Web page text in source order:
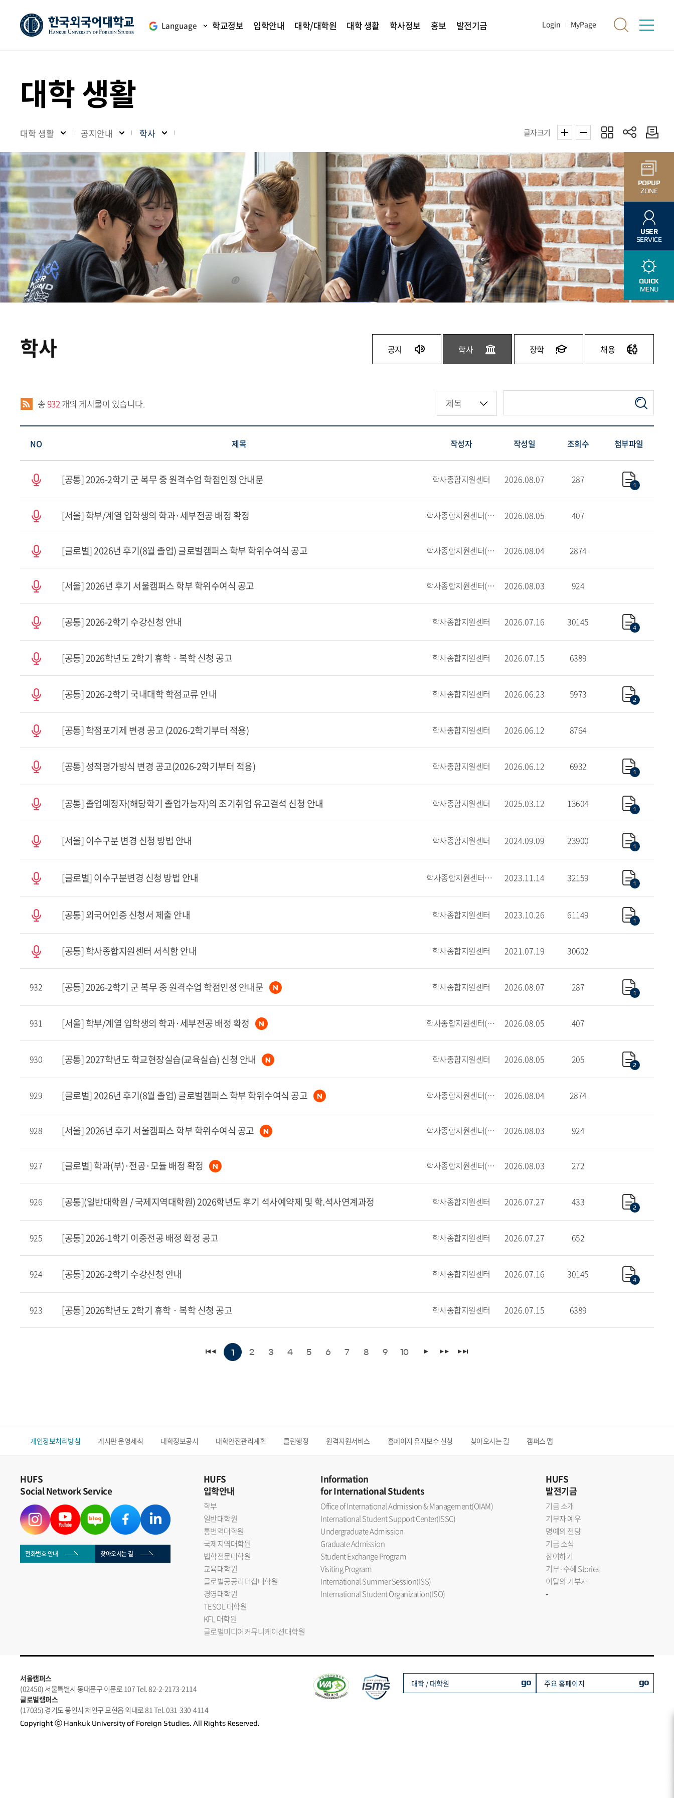
Language 학교정보 입학안내 대학/대학원 대학 생활 학사정보 홍보 발전기금 Login MyPage
대학 생활
대학 생활 공지안내 학사 글자크기
학사 공지 학사 장학
채용
총932개의 게시물이 있습니다.
NO 제목 작성자 작성일 조회수 첨부파일
[공통] 2026-2학기 군 복무 중 원격수업 학점인정 안내문 학사종합지원센터 2026.08.07 287 1
[서울] 학부/계열 입학생의 학과·세부전공 배정 확정 학사종합지원센터(서울) 2026.08.05 407
[글로벌] 2026년 후기(8월 졸업) 글로벌캠퍼스 학부 학위수여식 공고 학사종합지원센터(글로벌) 2026.08.04 2874
[서울] 2026년 후기 서울캠퍼스 학부 학위수여식 공고 학사종합지원센터(서울) 2026.08.03 924
[공통] 2026-2학기 수강신청 안내 학사종합지원센터 2026.07.16 30145 4
[공통] 2026학년도 2학기 휴학 · 복학 신청 공고 학사종합지원센터 2026.07.15 6389
[공통] 2026-2학기 국내대학 학점교류 안내 학사종합지원센터 2026.06.23 5973 2
[공통] 학점포기제 변경 공고 (2026-2학기부터 적용) 학사종합지원센터 2026.06.12 8764
[공통] 성적평가방식 변경 공고(2026-2학기부터 적용) 학사종합지원센터 2026.06.12 6932 1
[공통] 졸업예정자(해당학기 졸업가능자)의 조기취업 유고결석 신청 안내 학사종합지원센터 2025.03.12 13604 1
[서울] 이수구분 변경 신청 방법 안내 학사종합지원센터 2024.09.09 23900 1
[글로벌] 이수구분변경 신청 방법 안내 학사종합지원센터_글로벌 2023.11.14 32159 1
[공통] 외국어인증 신청서 제출 안내 학사종합지원센터 2023.10.26 61149 1
[공통] 학사종합지원센터 서식함 안내 학사종합지원센터 2021.07.19 30602
932 [공통] 2026-2학기 군 복무 중 원격수업 학점인정 안내문 학사종합지원센터 2026.08.07 287 1
931 [서울] 학부/계열 입학생의 학과·세부전공 배정 확정 학사종합지원센터(서울) 2026.08.05 407
930 [공통] 2027학년도 학교현장실습(교육실습) 신청 안내 학사종합지원센터 2026.08.05 205 2
929 [글로벌] 2026년 후기(8월 졸업) 글로벌캠퍼스 학부 학위수여식 공고 학사종합지원센터(글로벌) 2026.08.04 2874
928 [서울] 2026년 후기 서울캠퍼스 학부 학위수여식 공고 학사종합지원센터(서울) 2026.08.03 924
927 [글로벌] 학과(부)·전공·모듈 배정 확정 학사종합지원센터(글로벌) 2026.08.03 272
926 [공통](일반대학원 / 국제지역대학원) 2026학년도 후기 석사예약제 및 학.석사연계과정 학사종합지원센터 2026.07.27 433 2
925 [공통] 2026-1학기 이중전공 배정 확정 공고 학사종합지원센터 2026.07.27 652
924 [공통] 2026-2학기 수강신청 안내 학사종합지원센터 2026.07.16 30145 4
923 [공통] 2026학년도 2학기 휴학 · 복학 신청 공고 학사종합지원센터 2026.07.15 6389
1 2 3 4 5 6 7 8 9 10
개인정보처리방침 게시판 운영세칙 대학정보공시 대학안전관리계획 클린행정 원격지원서비스 홈페이지 유지보수 신청 찾아오시는 길 캠퍼스 맵
HUFS
Social Network Service
전화번호 안내 찾아오시는 길
HUFS
입학안내
학부
일반대학원
통번역대학원
국제지역대학원
법학전문대학원
교육대학원
글로벌공공리더십대학원
경영대학원
TESOL 대학원
KFL 대학원
글로벌미디어커뮤니케이션대학원
Information
for International Students
Office of International Admission & Management(OIAM)
International Student Support Center(ISSC)
Undergraduate Admission
Graduate Admission
Student Exchange Program
Visiting Program
International Summer Session(ISS)
International Student Organization(ISO)
HUFS
발전기금
기금 소개
기부자 예우
명예의 전당
기금 소식
참여하기
기부·수혜 Stories
이달의 기부자
-
서울캠퍼스
(02450) 서울특별시 동대문구 이문로 107 Tel. 82-2-2173-2114
글로벌캠퍼스
(17035) 경기도 용인시 처인구 모현읍 외대로 81 Tel. 031-330-4114
Copyright ⓒ Hankuk University of Foreign Studies. All Rights Reserved.
대학 / 대학원 go 주요 홈페이지 go
POPUP
ZONE
USER
SERVICE
QUICK
MENU